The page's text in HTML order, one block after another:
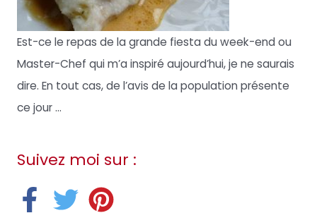
Est-ce le repas de la grande fiesta du week-end ou
Master-Chef qui m’a inspiré aujourd’hui, je ne saurais
dire. En tout cas, de l’avis de la population présente
ce jour ...
Suivez moi sur :